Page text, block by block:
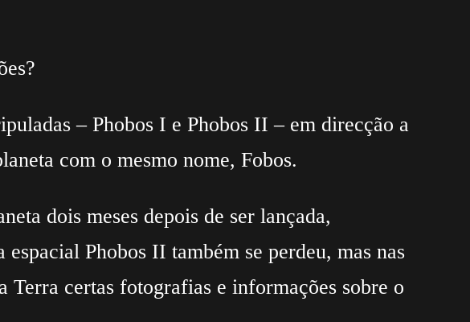
– Phobos I e Phobos II – em direcção a
com o mesmo nome, Fobos.
dois meses depois de ser lançada,
Phobos II também se perdeu, mas nas
Terra certas fotografias e informações sobre o